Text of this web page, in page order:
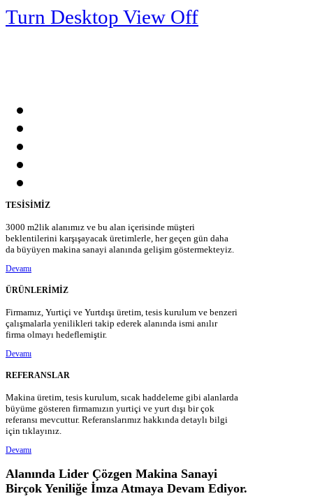
Turn Desktop View Off
TESİSİMİZ
3000 m2lik alanımız ve bu alan içerisinde müşteri
beklentilerini karşışayacak üretimlerle, her geçen gün daha
da büyüyen makina sanayi alanında gelişim göstermekteyiz.
Devamı
ÜRÜNLERİMİZ
Firmamız, Yurtiçi ve Yurtdışı üretim, tesis kurulum ve benzeri
çalışmalarla yenilikleri takip ederek alanında ismi anılır
firma olmayı hedeflemiştir.
Devamı
REFERANSLAR
Makina üretim, tesis kurulum, sıcak haddeleme gibi alanlarda
büyüme gösteren firmamızın yurtiçi ve yurt dışı bir çok
referansı mevcuttur. Referanslarımız hakkında detaylı bilgi
için tıklayınız.
Devamı
Alanında Lider Çözgen Makina Sanayi
Birçok Yeniliğe İmza Atmaya Devam Ediyor.